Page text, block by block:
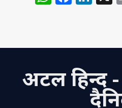
s
p
p
e
o
o
e
n
अटल हिन्द -